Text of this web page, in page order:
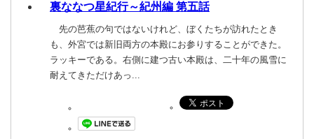
裏ななつ星紀行 ～紀州編 第五話
先の芭蕉の句ではないけれど、ぼくたちが訪れたとき
も、外宮では新旧両方の本殿にお参りすることができた。
ラッキーである。右側に建つ古い本殿は、二十年の風雪に
耐えてきただけあっ...